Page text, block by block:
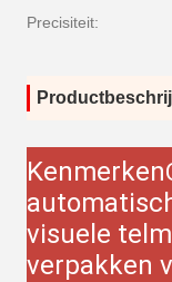
Precisiteit:
Kenmerken
visuele
verpakken